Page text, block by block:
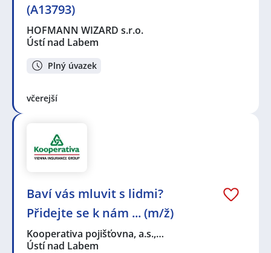
(A13793)
HOFMANN WIZARD s.r.o.
Ústí nad Labem
Plný úvazek
včerejší
Baví vás mluvit s lidmi?
Přidejte se k nám ... (m/ž)
Kooperativa pojišťovna, a.s.,…
Ústí nad Labem